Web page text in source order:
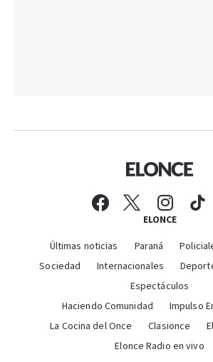
ELONCE
Últimas noticias Paraná
Sociedad
Internacionales
Espectáculos
Haciendo Comunidad
Impulso
La Cocina del Once
Clasionce
Elonce Radio en vivo